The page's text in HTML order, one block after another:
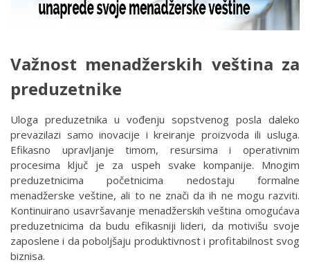
Važnost menadžerskih veština za
preduzetnike
Uloga preduzetnika u vođenju sopstvenog posla daleko
prevazilazi samo inovacije i kreiranje proizvoda ili usluga.
Efikasno upravljanje timom, resursima i operativnim
procesima ključ je za uspeh svake kompanije. Mnogim
preduzetnicima početnicima nedostaju formalne
menadžerske veštine, ali to ne znači da ih ne mogu razviti.
Kontinuirano usavršavanje menadžerskih veština omogućava
preduzetnicima da budu efikasniji lideri, da motivišu svoje
zaposlene i da poboljšaju produktivnost i profitabilnost svog
biznisa.